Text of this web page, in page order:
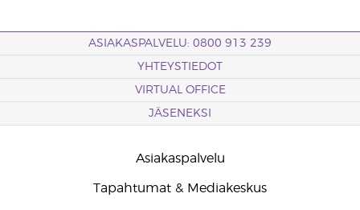
ASIAKASPALVELU: 0800 913 239
YHTEYSTIEDOT
VIRTUAL OFFICE
JÄSENEKSI
Asiakaspalvelu
Tapahtumat & Mediakeskus